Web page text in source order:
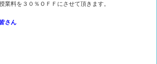
料を３０％ＯＦＦにさせて頂きます。
さん